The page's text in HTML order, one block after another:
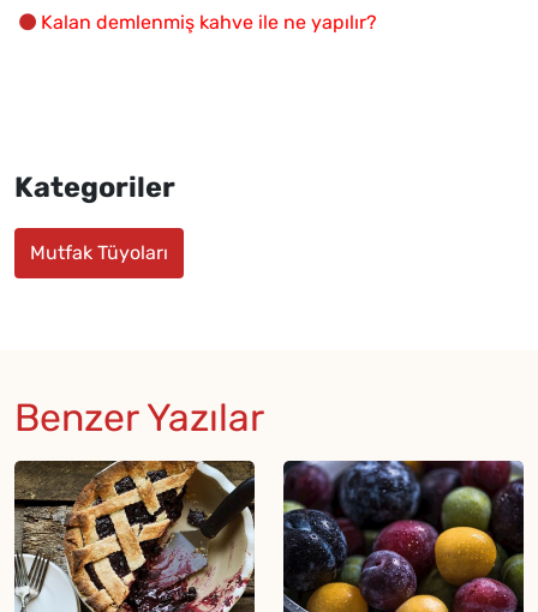
Kalan demlenmiş kahve ile ne yapılır?
Kategoriler
Mutfak Tüyoları
Benzer Yazılar